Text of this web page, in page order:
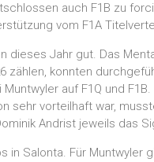
auch F1B zu
vom F1A
dieses Jahr gut. Das
konnten
auf F1Q und
sehr vorteilhaft war,
Andrist jeweils das
in Salonta. Für